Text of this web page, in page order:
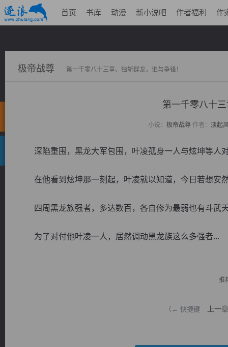
首页 书库 动漫 新小说吧 作者福利 作
极帝战尊 第一千零八十三章、独斩群龙，谁与争锋！
第一千零八十
小说： 极帝战尊作者： 淡起
深陷重围，黑龙大军包围，叶凌孤身一人与炫坤等人
在他看到炫坤那一刻起，叶凌就以知道，今日若想安
四周黑龙族强者，多达数百，各自修为最弱也有斗武
为了对付他叶凌一人，居然调动黑龙族这么多强者...
推
（← 快捷键 上一章